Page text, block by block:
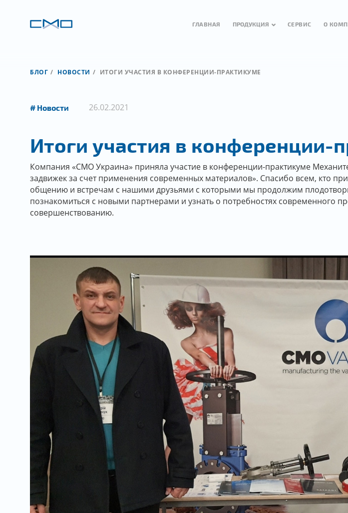
ГЛАВНАЯ ПРОДУКЦИЯ СЕРВИС О
БЛОГ НОВОСТИ ИТОГИ УЧАСТИЯ В КОНФЕРЕНЦИИ-ПРАКТИКУМЕ
Новости 26.02.2021
Итоги участия в конференции-
Компания «СМО Украина» приняла участие в конференции-практикуме
задвижек за счет применения современных материалов». Спасибо всем, кто
общению и встречам с нашими друзьями с которыми мы продолжим
познакомиться с новыми партнерами и узнать о потребностях современного
совершенствованию.